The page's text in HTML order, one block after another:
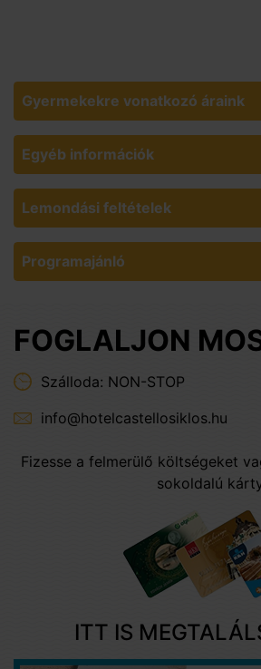
Gyermekekre vonatkozó áraink
Egyéb információk
Lemondási feltételek
Programajánló
FOGLALJON
Szálloda: NON-STOP
info@hotelcastellosiklos.hu
Fizesse a felmerülő költségeket
sokoldalú
ITT IS